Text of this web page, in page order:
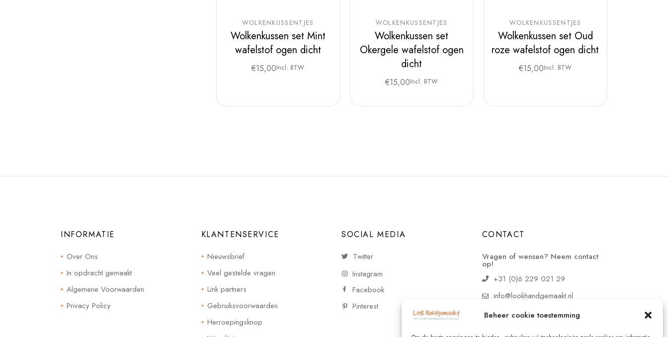
Beheer cookie toestemming
WOLKENKUSSENTJES
Wolkenkussen set Mint
wafelstof ogen dicht
€15,00Incl. BTW
WOLKENKUSSENTJES
Wolkenkussen set
Okergele wafelstof ogen
dicht
€15,00Incl. BTW
WOLKENKUSSENTJES
Wolkenkussen set Oud
roze wafelstof ogen dicht
€15,00Incl. BTW
INFORMATIE
Over Ons
In opdracht gemaakt
Algemene Voorwaarden
Privacy Policy
KLANTENSERVICE
Nieuwsbrief
Veel gestelde vragen
Link partners
Gebruiksvoorwaarden
Herroepingsknop
SOCIAL MEDIA
Twitter
Instagram
Facebook
Pinterest
CONTACT
Vragen of wensen? Neem contact
op!
+31 (0)6 229 021 29
info@lookhandgemaakt.nl